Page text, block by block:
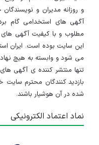
و روزانه مدیران و
آگهی های استخدامی گام
مطلوب و با کیفیت آگهی
این سایت بوده است. ایران
می شود و وابسته به هیچ
تنها منتشر کننده ی آگهی
بازدید کنندگان محترم
شده در آن هوشیار باشند.
نماد اعتماد الکترونیکی